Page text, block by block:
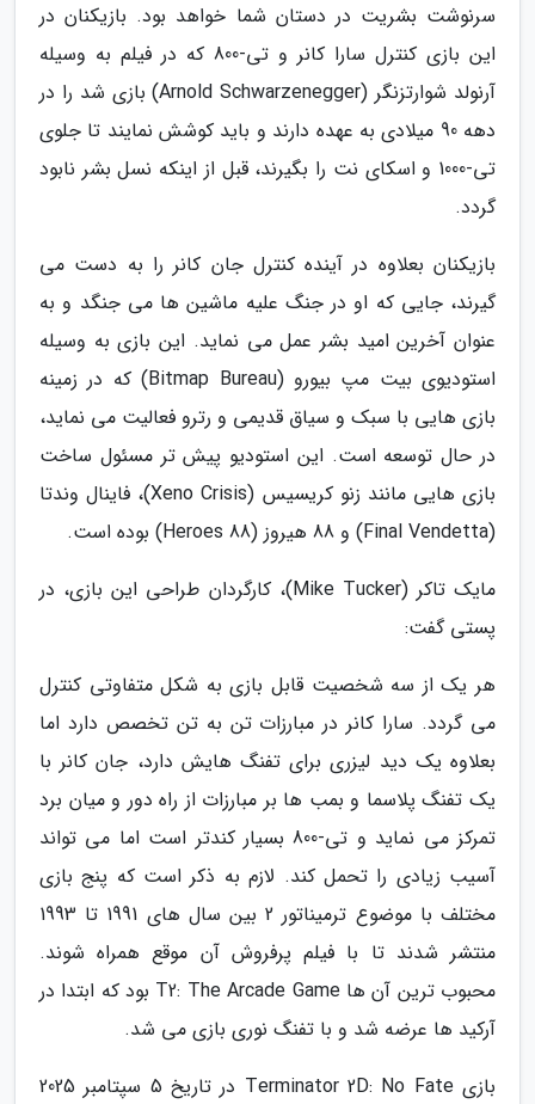
سرنوشت بشریت در دستان شما خواهد بود. بازیکنان در
این بازی کنترل سارا کانر و تی-800 که در فیلم به وسیله
آرنولد شوارتزنگر (Arnold Schwarzenegger) بازی شد را در
دهه 90 میلادی به عهده دارند و باید کوشش نمایند تا جلوی
تی-1000 و اسکای نت را بگیرند، قبل از اینکه نسل بشر نابود
گردد.
بازیکنان بعلاوه در آینده کنترل جان کانر را به دست می
گیرند، جایی که او در جنگ علیه ماشین ها می جنگد و به
عنوان آخرین امید بشر عمل می نماید. این بازی به وسیله
استودیوی بیت مپ بیورو (Bitmap Bureau) که در زمینه
بازی هایی با سبک و سیاق قدیمی و رترو فعالیت می نماید،
در حال توسعه است. این استودیو پیش تر مسئول ساخت
بازی هایی مانند زنو کریسیس (Xeno Crisis)، فاینال وندتا
(Final Vendetta) و 88 هیروز (88 Heroes) بوده است.
مایک تاکر (Mike Tucker)، کارگردان طراحی این بازی، در
پستی گفت:
هر یک از سه شخصیت قابل بازی به شکل متفاوتی کنترل
می گردد. سارا کانر در مبارزات تن به تن تخصص دارد اما
بعلاوه یک دید لیزری برای تفنگ هایش دارد، جان کانر با
یک تفنگ پلاسما و بمب ها بر مبارزات از راه دور و میان برد
تمرکز می نماید و تی-800 بسیار کندتر است اما می تواند
آسیب زیادی را تحمل کند. لازم به ذکر است که پنج بازی
مختلف با موضوع ترمیناتور 2 بین سال های 1991 تا 1993
منتشر شدند تا با فیلم پرفروش آن موقع همراه شوند.
محبوب ترین آن ها T2: The Arcade Game بود که ابتدا در
آرکید ها عرضه شد و با تفنگ نوری بازی می شد.
بازی Terminator 2D: No Fate در تاریخ 5 سپتامبر 2025